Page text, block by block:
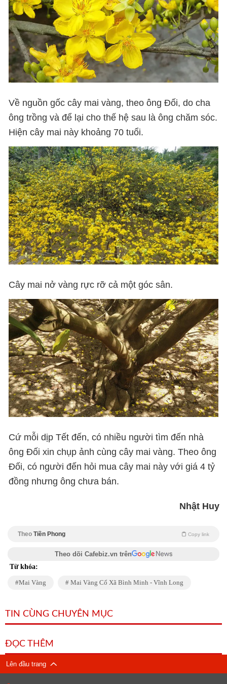
Về nguồn gốc cây mai vàng, theo ông Đối, do cha
ông trồng và để lại cho thế hệ sau là ông chăm sóc.
Hiện cây mai này khoảng 70 tuổi.
Cây mai nở vàng rực rỡ cả một góc sân.
Cứ mỗi dịp Tết đến, có nhiều người tìm đến nhà
ông Đối xin chụp ảnh cùng cây mai vàng. Theo ông
Đối, có người đến hỏi mua cây mai này với giá 4 tỷ
đồng nhưng ông chưa bán.
Nhật Huy
Theo Tiền Phong Copy link
Theo dõi Cafebiz.vn trên
Từ khóa:
Mai Vàng Mai Vàng Cổ Xã Bình Minh - Vĩnh Long
TIN CÙNG CHUYÊN MỤC
ĐỌC THÊM
Lên đầu trang